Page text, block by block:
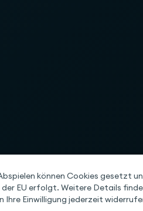
können Cookies gesetzt
EU erfolgt. Weitere Details
Ihre Einwilligung jederzeit